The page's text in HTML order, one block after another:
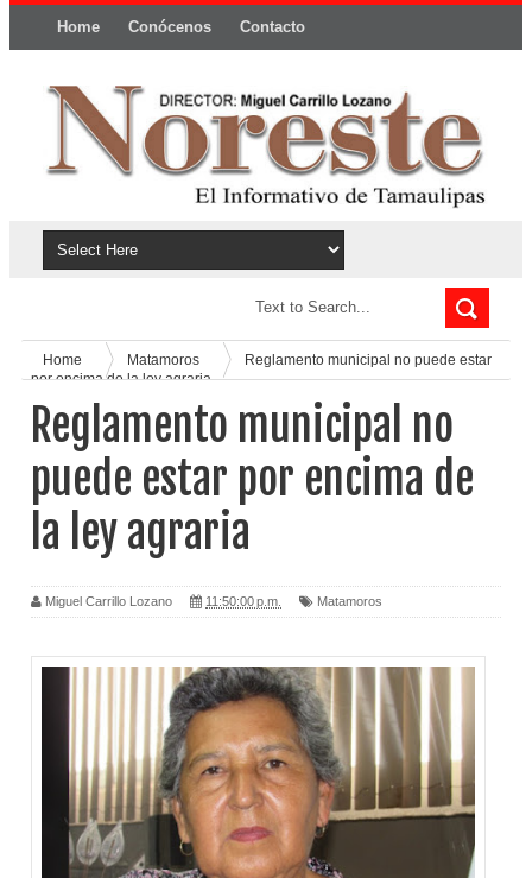
Home Conócenos Contacto
Home Matamoros
Reglamento municipal no puede estar
por encima de la ley agraria
Reglamento municipal no
puede estar por encima de
la ley agraria
Miguel Carrillo Lozano 11:50:00 p.m. Matamoros